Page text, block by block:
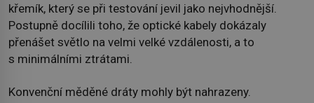
křemík, který se při testování jevil jako nejvhodnější.
Postupně docílili toho, že optické kabely dokázaly
přenášet světlo na velmi velké vzdálenosti, a to
s minimálními ztrátami.
Konvenční měděné dráty mohly být nahrazeny.